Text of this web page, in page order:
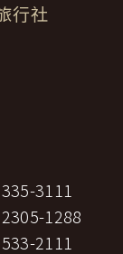
所需之手續費及
。
方需要單人房，
之重量依航空公
之報酬。
防護中，就算中
理想旅遊」網站在
上張貼告示，通知
網站所有程式、網
播送、改作、散
向組譯。若需引用
利人之書面同意。
行社
3111
1288
2111